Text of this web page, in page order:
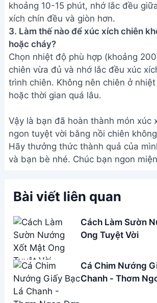
khoảng 10-15 phút, nhớ lắc đều
xích chín đều và giòn hơn.
3. Làm thế nào để xúc xích chiên
hoặc cháy?
Chọn nhiệt độ phù hợp (khoảng
chiên vừa đủ và nhớ lắc đều xúc
trình chiên. Không nên chiên ở
hoặc thời gian quá lâu.
Vậy là bạn đã hoàn thành món xúc
ngon tuyệt vời bằng nồi chiên
Hãy thưởng thức thành quả của
và bạn bè nhé. Chúc bạn ngon
Bài viết liên quan
Cách Làm Sườn
Ong Tuyệt Vời
Cá Chim Nướng
Chanh - Thơm